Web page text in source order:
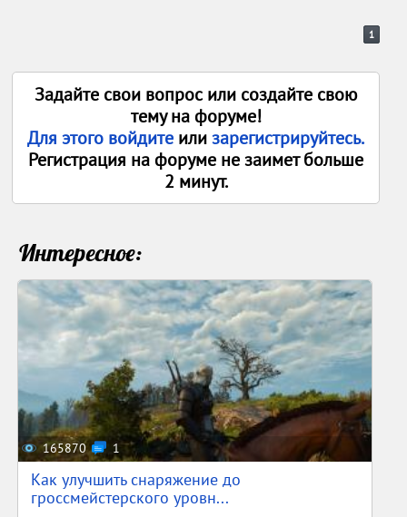
1
Задайте свои вопрос или создайте свою
тему на форуме!
Для этого войдите илизарегистрируйтесь.
Регистрация на форуме не заимет больше
2 минут.
Интересное:
165870 1
Как улучшить снаряжение до
гроссмейстерского уровн...